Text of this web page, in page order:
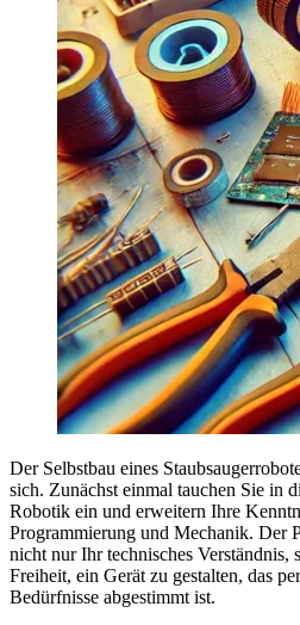
Der Selbstbau eines
sich. Zunächst einmal tauchen Sie in
Robotik ein und erweitern Ihre
Programmierung und Mechanik. Der
nicht nur Ihr technisches Verständnis,
Freiheit, ein Gerät zu gestalten, das
Bedürfnisse abgestimmt ist.